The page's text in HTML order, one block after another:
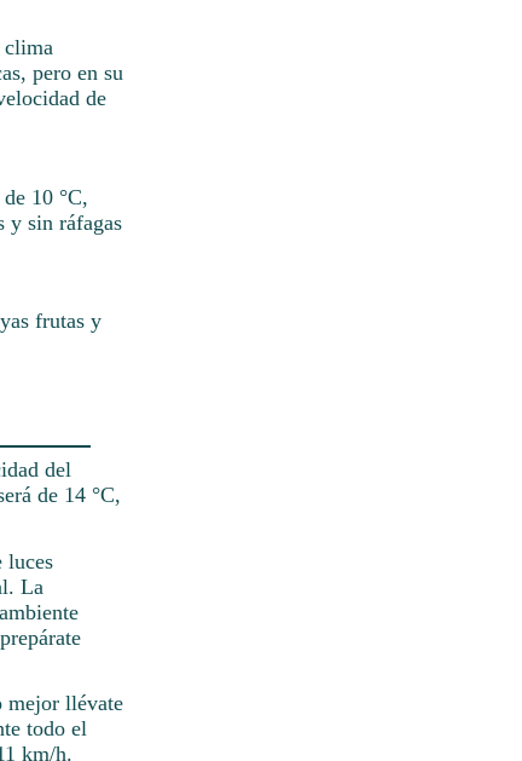
clima
pero en su
de
10 °C,
y sin ráfagas
frutas y
del
de 14 °C,
luces
La
mejor llévate
todo el
km/h.